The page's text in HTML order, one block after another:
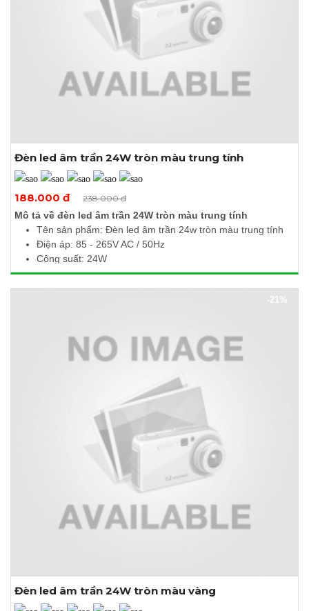
Xem thêm ảnh
Đèn led âm trần 24W tròn màu trung tính
188.000 đ 238.000 đ
Mô tả về đèn led âm trần 24W tròn màu trung tính
Tên sản phẩm: Đèn led âm trần 24w tròn màu trung tính
Điện áp: 85 - 265V AC / 50Hz
Công suất: 24W
Quang thông: 2400lm
Nhiệt độ màu: 4000 - 4500K
-21%
Đèn led âm trần 24W tròn màu vàng